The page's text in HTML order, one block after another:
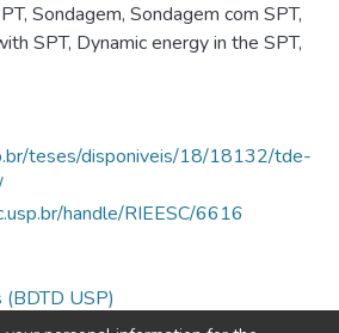
, Sondagem, Sondagem com SPT,
SPT, Dynamic energy in the SPT,
teses/disponiveis/18/18132/tde-
handle/RIEESC/6616
USP)